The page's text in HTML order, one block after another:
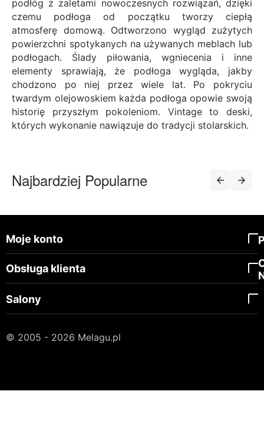
podłóg z zaletami nowoczesnych rozwiązań, dzięki
czemu podłoga od początku tworzy ciepłą
atmosferę domową. Odtworzono wygląd zużytych
powierzchni spotykanych na używanych meblach lub
podłogach. Ślady piłowania, wgniecenia i inne
elementy sprawiają, że podłoga wygląda, jakby
chodzono po niej przez wiele lat. Po pokryciu
twardym olejowoskiem każda podłoga opowie swoją
historię przyszłym pokoleniom. Vintage to deski,
których wykonanie nawiązuje do tradycji stolarskich.
Najbardziej Popularne
Moje konto
Obsługa klienta
Salony
© 2005 - 2026 Melagu.pl